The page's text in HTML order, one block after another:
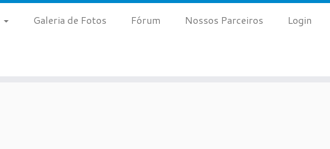
Galeria de Fotos Fórum Nossos Parceiros Login